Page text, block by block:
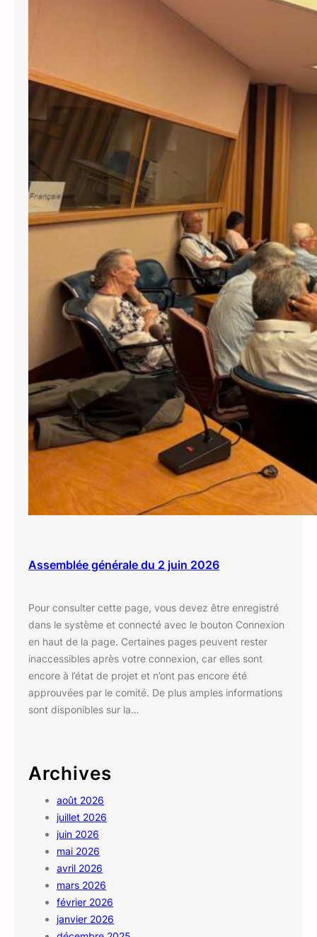
Assemblée générale du 2 juin 2026
Pour consulter cette page, vous devez être enregistré
dans le système et connecté avec le bouton Connexion
en haut de la page. Certaines pages peuvent rester
inaccessibles après votre connexion, car elles sont
encore à l’état de projet et n’ont pas encore été
approuvées par le comité. De plus amples informations
sont disponibles sur la…
Archives
août 2026
juillet 2026
juin 2026
mai 2026
avril 2026
mars 2026
février 2026
janvier 2026